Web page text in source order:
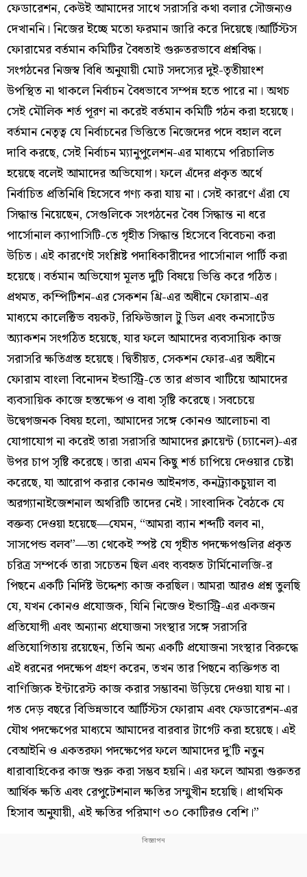
ফেডারেশন, কেউই আমাদের সাথে সরাসরি কথা বলার সৌজন্যও
দেখাননি। নিজের ইচ্ছে মতো ফরমান জারি করে দিয়েছে।আর্টিস্টস
ফোরামের বর্তমান কমিটির বৈধতাই গুরুতরভাবে প্রশ্নবিদ্ধ।
সংগঠনের নিজস্ব বিধি অনুযায়ী মোট সদস্যের দুই-তৃতীয়াংশ
উপস্থিত না থাকলে নির্বাচন বৈধভাবে সম্পন্ন হতে পারে না। অথচ
সেই মৌলিক শর্ত পূরণ না করেই বর্তমান কমিটি গঠন করা হয়েছে।
বর্তমান নেতৃত্ব যে নির্বাচনের ভিত্তিতে নিজেদের পদে বহাল বলে
দাবি করছে, সেই নির্বাচন ম্যানুপুলেশন-এর মাধ্যমে পরিচালিত
হয়েছে বলেই আমাদের অভিযোগ। ফলে এঁদের প্রকৃত অর্থে
নির্বাচিত প্রতিনিধি হিসেবে গণ্য করা যায় না। সেই কারণে এঁরা যে
সিদ্ধান্ত নিয়েছেন, সেগুলিকে সংগঠনের বৈধ সিদ্ধান্ত না ধরে
পার্সোনাল ক্যাপাসিটি-তে গৃহীত সিদ্ধান্ত হিসেবে বিবেচনা করা
উচিত। এই কারণেই সংশ্লিষ্ট পদাধিকারীদের পার্সোনাল পার্টি করা
হয়েছে। বর্তমান অভিযোগ মূলত দুটি বিষয়ে ভিত্তি করে গঠিত।
প্রথমত, কম্পিটিশন-এর সেকশন থ্রি-এর অধীনে ফোরাম-এর
মাধ্যমে কালেক্টিভ বয়কট, রিফিউজাল টু ডিল এবং কনসার্টেড
অ্যাকশন সংগঠিত হয়েছে, যার ফলে আমাদের ব্যবসায়িক কাজ
সরাসরি ক্ষতিগ্রস্ত হয়েছে। দ্বিতীয়ত, সেকশন ফোর-এর অধীনে
ফোরাম বাংলা বিনোদন ইন্ডাস্ট্রি-তে তার প্রভাব খাটিয়ে আমাদের
ব্যবসায়িক কাজে হস্তক্ষেপ ও বাধা সৃষ্টি করেছে। সবচেয়ে
উদ্বেগজনক বিষয় হলো, আমাদের সঙ্গে কোনও আলোচনা বা
যোগাযোগ না করেই তারা সরাসরি আমাদের ক্লায়েন্ট (চ্যানেল)-এর
উপর চাপ সৃষ্টি করেছে। তারা এমন কিছু শর্ত চাপিয়ে দেওয়ার চেষ্টা
করেছে, যা আরোপ করার কোনও আইনগত, কনট্র্যাকচুয়াল বা
অরগ্যানাইজেশনাল অথরিটি তাদের নেই। সাংবাদিক বৈঠকে যে
বক্তব্য দেওয়া হয়েছে—যেমন, “আমরা ব্যান শব্দটি বলব না,
সাসপেন্ড বলব”—তা থেকেই স্পষ্ট যে গৃহীত পদক্ষেপগুলির প্রকৃত
চরিত্র সম্পর্কে তারা সচেতন ছিল এবং ব্যবহৃত টার্মিনোলজি-র
পিছনে একটি নির্দিষ্ট উদ্দেশ্য কাজ করছিল। আমরা আরও প্রশ্ন তুলছি
যে, যখন কোনও প্রযোজক, যিনি নিজেও ইন্ডাস্ট্রি-এর একজন
প্রতিযোগী এবং অন্যান্য প্রযোজনা সংস্থার সঙ্গে সরাসরি
প্রতিযোগিতায় রয়েছেন, তিনি অন্য একটি প্রযোজনা সংস্থার বিরুদ্ধে
এই ধরনের পদক্ষেপ গ্রহণ করেন, তখন তার পিছনে ব্যক্তিগত বা
বাণিজ্যিক ইন্টারেস্ট কাজ করার সম্ভাবনা উড়িয়ে দেওয়া যায় না।
গত দেড় বছরে বিভিন্নভাবে আর্টিস্টস ফোরাম এবং ফেডারেশন-এর
যৌথ পদক্ষেপের মাধ্যমে আমাদের বারবার টার্গেট করা হয়েছে। এই
বেআইনি ও একতরফা পদক্ষেপের ফলে আমাদের দু’টি নতুন
ধারাবাহিকের কাজ শুরু করা সম্ভব হয়নি। এর ফলে আমরা গুরুতর
আর্থিক ক্ষতি এবং রেপুটেশনাল ক্ষতির সম্মুখীন হয়েছি। প্রাথমিক
হিসাব অনুযায়ী, এই ক্ষতির পরিমাণ ৩০ কোটিরও বেশি।”